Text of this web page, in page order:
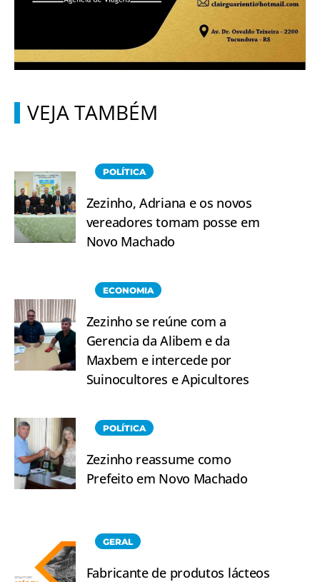
VEJA TAMBÉM
POLÍTICA
Zezinho, Adriana e os novos
vereadores tomam posse em
Novo Machado
ECONOMIA
Zezinho se reúne com a
Gerencia da Alibem e da
Maxbem e intercede por
Suinocultores e Apicultores
POLÍTICA
Zezinho reassume como
Prefeito em Novo Machado
GERAL
Fabricante de produtos lácteos